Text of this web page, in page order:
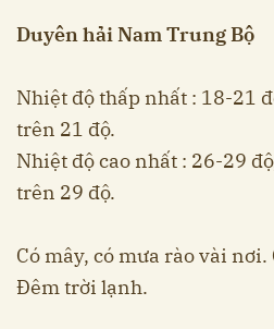
Duyên hải Nam Trung Bộ
Nhiệt độ thấp nhất : 18-21
trên 21 độ.
Nhiệt độ cao nhất : 26-29
trên 29 độ.
Có mây, có mưa rào vài
Đêm trời lạnh.